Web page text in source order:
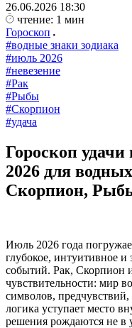
26.06.2026 18:30
чтение: 1 мин
Гороскоп
#водные знаки зодиака
#июль 2026
#невезение
#Рак
#Рыбы
#Скорпион
#удача
Гороскоп
2026 для
Скорпион,
Июль 2026 года
глубокое, интуитивное
событий. Рак, Скорпион
чувствительности: мир
символов,
логика уступает место
решения рождаются не в